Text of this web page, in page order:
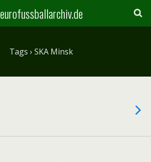
eurofussballarchiv.de
Tags › SKA Minsk